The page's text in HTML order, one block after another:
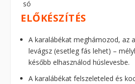
só
ELŐKÉSZÍTÉS
A karalábékat meghámozod, az
levágsz (esetleg fás lehet) –
később elhasználod húslevesbe.
A karalábékat felszeleteled és